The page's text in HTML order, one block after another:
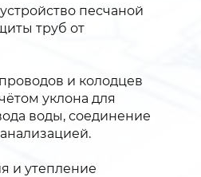
песчаной
труб от
и колодцев
уклона для
воды, соединение
и утепление